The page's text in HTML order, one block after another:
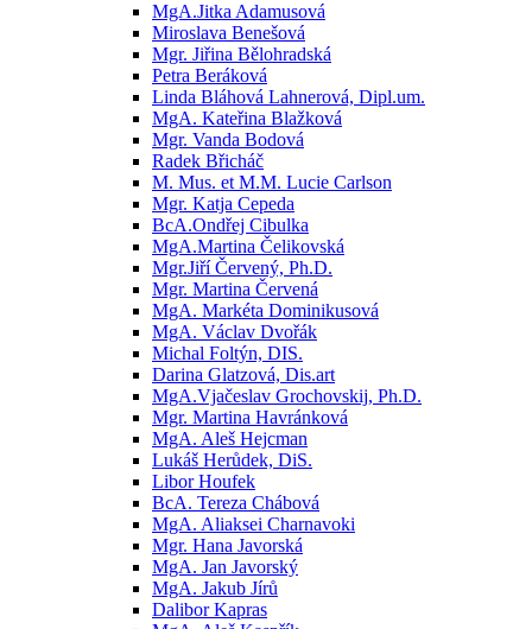
MgA.Jitka Adamusová
Miroslava Benešová
Mgr. Jiřina Bělohradská
Petra Beráková
Linda Bláhová Lahnerová, Dipl.um.
MgA. Kateřina Blažková
Mgr. Vanda Bodová
Radek Břicháč
M. Mus. et M.M. Lucie Carlson
Mgr. Katja Cepeda
BcA.Ondřej Cibulka
MgA.Martina Čelikovská
Mgr.Jiří Červený, Ph.D.
Mgr. Martina Červená
MgA. Markéta Dominikusová
MgA. Václav Dvořák
Michal Foltýn, DIS.
Darina Glatzová, Dis.art
MgA.Vjačeslav Grochovskij, Ph.D.
Mgr. Martina Havránková
MgA. Aleš Hejcman
Lukáš Herůdek, DiS.
Libor Houfek
BcA. Tereza Chábová
MgA. Aliaksei Charnavoki
Mgr. Hana Javorská
MgA. Jan Javorský
MgA. Jakub Jírů
Dalibor Kapras